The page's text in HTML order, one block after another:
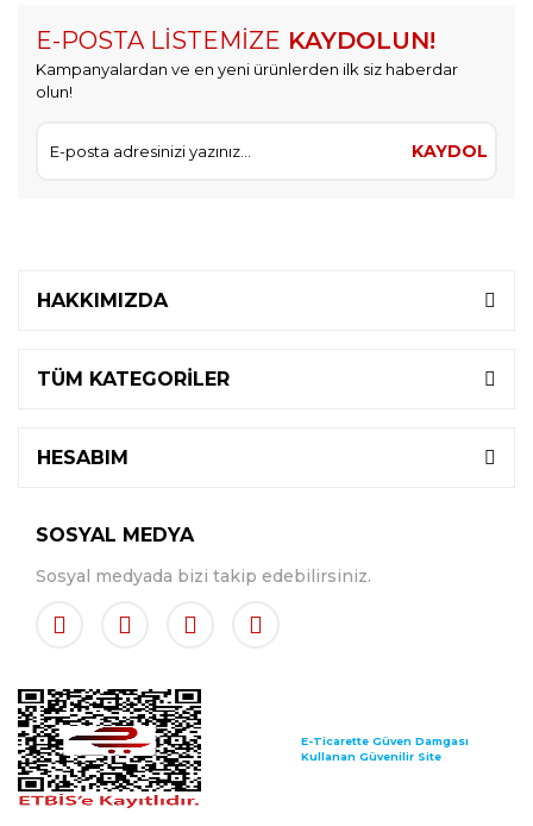
E-POSTA LİSTEMİZE KAYDOLUN!
Kampanyalardan ve en yeni ürünlerden ilk siz haberdar
olun!
KAYDOL
HAKKIMIZDA
TÜM KATEGORİLER
HESABIM
SOSYAL MEDYA
Sosyal medyada bizi takip edebilirsiniz.
E-Ticarette Güven Damgası
Kullanan Güvenilir Site